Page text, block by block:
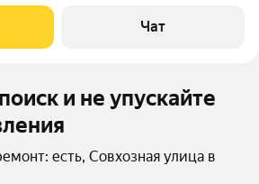
на четырнадцатом этаже дома,
Для
Чат
и не упускайте
есть, Совхозная улица в